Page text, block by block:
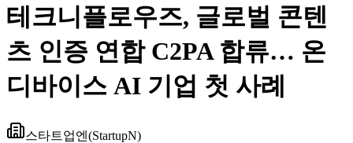
테크니플로우즈, 글로벌 콘텐
츠 인증 연합 C2PA 합류… 온
디바이스 AI 기업 첫 사례
스타트업엔(StartupN)